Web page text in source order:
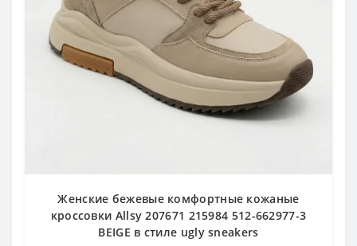
Женские бежевые комфортные кожаные
кроссовки Allsy 207671 215984 512-662977-3
BEIGE в стиле ugly sneakers